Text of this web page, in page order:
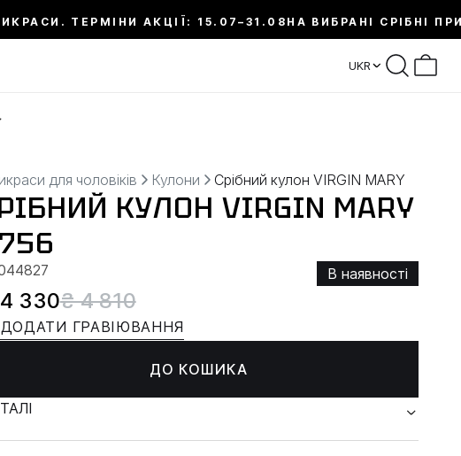
ТЕРМІНИ АКЦІЇ: 15.07–31.08 НА ВИБРАНІ СРІБНІ
UKR
для чоловіків Кулони Срібний кулон VIRGIN MARY
КУЛОН VIRGIN MARY
В наявності
330₴ 4 810
ДОДАТИ ГРАВІЮВАННЯ
ДО КОШИКА